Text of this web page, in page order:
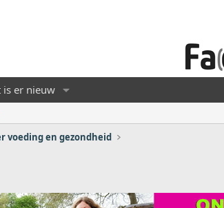
is er nieuw
voeding en gezondheid